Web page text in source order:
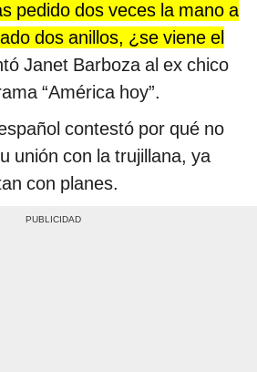
pedido dos veces la mano a
dos anillos, ¿se viene el
Janet Barboza al ex chico
“América hoy”.
contestó por qué no
unión con la trujillana, ya
con planes.